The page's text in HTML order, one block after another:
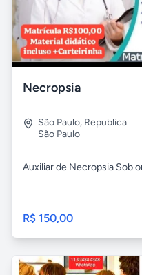
Necropsia
São Paulo, Republica
São Paulo
Auxiliar de Necropsia Sob
R$ 150,00